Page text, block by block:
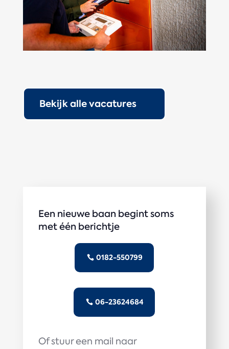
Bekijk alle vacatures
Een nieuwe baan begint soms
met één berichtje
0182-550799
06-23624684
Of stuur een mail naar